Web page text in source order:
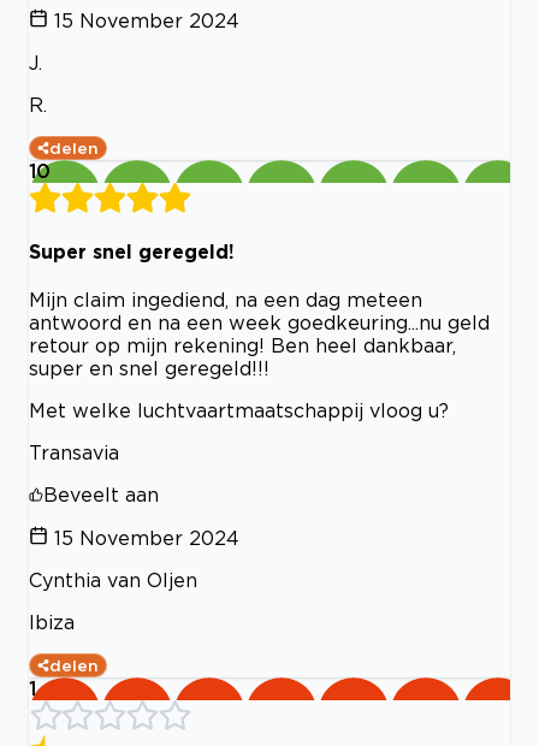
15 November 2024
J.
R.
delen
10
Super snel geregeld!
Mijn claim ingediend, na een dag meteen
antwoord en na een week goedkeuring...nu geld
retour op mijn rekening! Ben heel dankbaar,
super en snel geregeld!!!
Met welke luchtvaartmaatschappij vloog u?
Transavia
Beveelt aan
15 November 2024
Cynthia van OIjen
Ibiza
delen
1